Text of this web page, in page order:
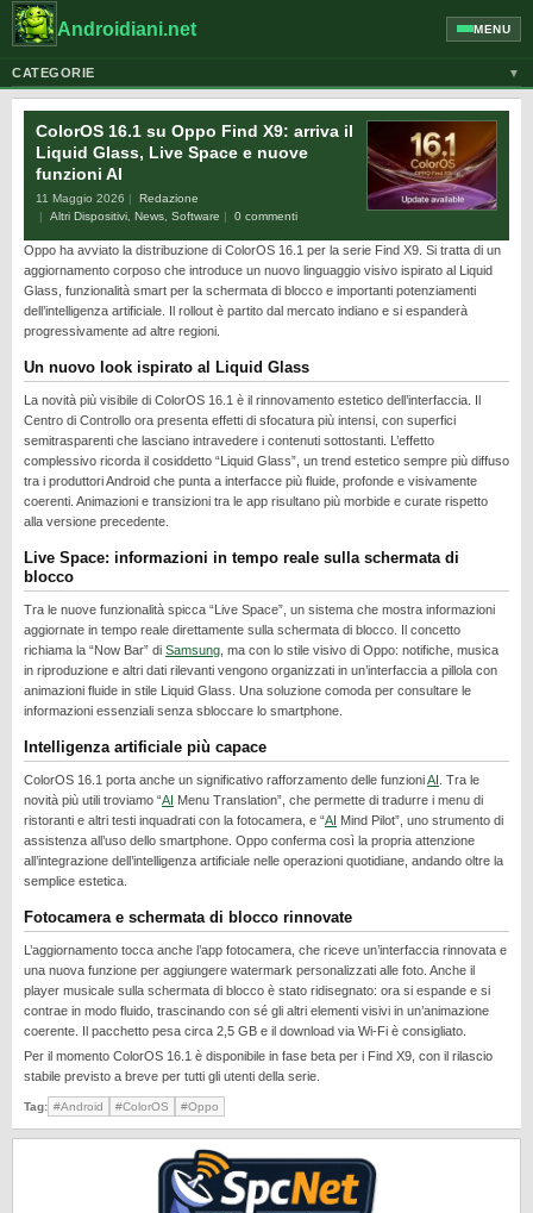
Androidiani.net MENU
CATEGORIE ▼
CELLULARI
GOOGLE
GUIDE
HONOR
HUAWEI
MOTOROLA
NEWS
ONEPLUS
PIXEL
POCO
PRIVACY
RUMORS
SICUREZZA
SOFTWARE
ColorOS 16.1 su Oppo Find X9: arriva il
Liquid Glass, Live Space e nuove
funzioni AI
11 Maggio 2026
Redazione
Altri Dispositivi News Software 0 commenti
Oppo ha avviato la distribuzione di ColorOS 16.1 per la serie Find X9. Si tratta di un
aggiornamento corposo che introduce un nuovo linguaggio visivo ispirato al Liquid
Glass, funzionalità smart per la schermata di blocco e importanti potenziamenti
dell’intelligenza artificiale. Il rollout è partito dal mercato indiano e si espanderà
progressivamente ad altre regioni.
Un nuovo look ispirato al Liquid Glass
La novità più visibile di ColorOS 16.1 è il rinnovamento estetico dell’interfaccia. Il
Centro di Controllo ora presenta effetti di sfocatura più intensi, con superfici
semitrasparenti che lasciano intravedere i contenuti sottostanti. L’effetto
complessivo ricorda il cosiddetto “Liquid Glass”, un trend estetico sempre più diffuso
tra i produttori Android che punta a interfacce più fluide, profonde e visivamente
coerenti. Animazioni e transizioni tra le app risultano più morbide e curate rispetto
alla versione precedente.
Live Space: informazioni in tempo reale sulla schermata di
blocco
Tra le nuove funzionalità spicca “Live Space”, un sistema che mostra informazioni
aggiornate in tempo reale direttamente sulla schermata di blocco. Il concetto
richiama la “Now Bar” di Samsung , ma con lo stile visivo di Oppo: notifiche, musica
in riproduzione e altri dati rilevanti vengono organizzati in un’interfaccia a pillola con
animazioni fluide in stile Liquid Glass. Una soluzione comoda per consultare le
informazioni essenziali senza sbloccare lo smartphone.
Intelligenza artificiale più capace
ColorOS 16.1 porta anche un significativo rafforzamento delle funzioniAI . Tra le
novità più utili troviamo “AI Menu Translation”, che permette di tradurre i menu di
ristoranti e altri testi inquadrati con la fotocamera, e “AI Mind Pilot”, uno strumento di
assistenza all’uso dello smartphone. Oppo conferma così la propria attenzione
all’integrazione dell’intelligenza artificiale nelle operazioni quotidiane, andando oltre la
semplice estetica.
Fotocamera e schermata di blocco rinnovate
L’aggiornamento tocca anche l’app fotocamera, che riceve un’interfaccia rinnovata e
una nuova funzione per aggiungere watermark personalizzati alle foto. Anche il
player musicale sulla schermata di blocco è stato ridisegnato: ora si espande e si
contrae in modo fluido, trascinando con sé gli altri elementi visivi in un’animazione
coerente. Il pacchetto pesa circa 2,5 GB e il download via Wi-Fi è consigliato.
Per il momento ColorOS 16.1 è disponibile in fase beta per i Find X9, con il rilascio
stabile previsto a breve per tutti gli utenti della serie.
Tag: #Android #ColorOS #Oppo